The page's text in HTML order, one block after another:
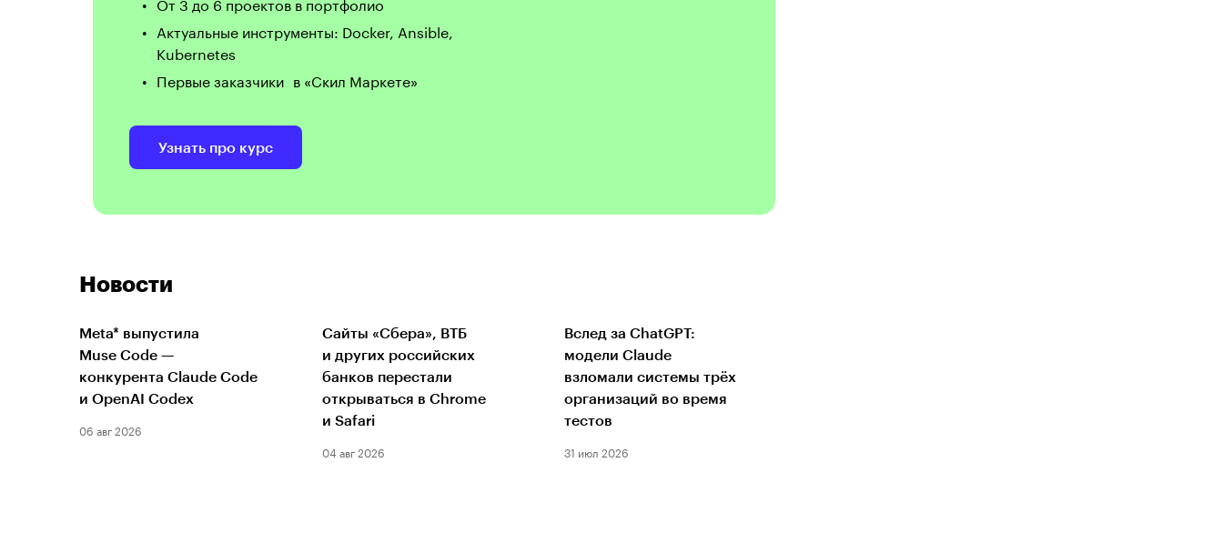
Актуальные инструменты: Docker, Ansible,
Kubernetes
Первые заказчики в «Скил Маркете»
Узнать про курс
Новости
Meta* выпустила
Muse Code —
конкурента Claude Code
и OpenAI Codex
06 авг 2026
Сайты «Сбера», ВТБ
и других российских
банков перестали
открываться в Chrome
и Safari
04 авг 2026
Вслед за ChatGPT:
модели Claude
взломали системы трёх
организаций во время
тестов
31 июл 2026